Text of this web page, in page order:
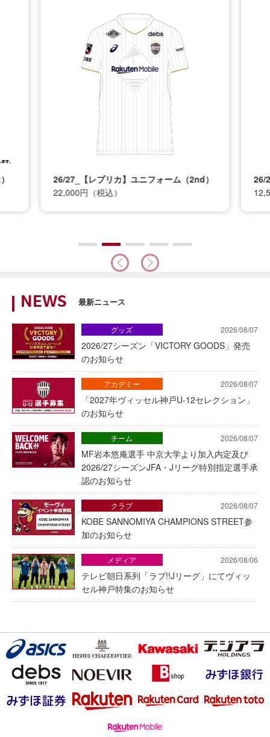
26/27_【レプリカ】ユニフォーム（2nd）
22,000円（税込）
26/
NEWS 最新ニュース
2026/08/07
2026/27シーズン「VICTORY GOODS」発売
のお知らせ
グッズ
2026/08/07
「2027年ヴィッセル神戸U-12セレクション」
のお知らせ
アカデミー
2026/08/07
MF岩本悠庵選手 中京大学より加入内定及び
2026/27シーズンJFA・Jリーグ特別指定選手承
認のお知らせ
チーム
2026/08/07
KOBE SANNOMIYA CHAMPIONS STREET参
加のお知らせ
クラブ
2026/08/06
テレビ朝日系列「ラブ!!Jリーグ」にてヴィッ
セル神戸特集のお知らせ
メディア